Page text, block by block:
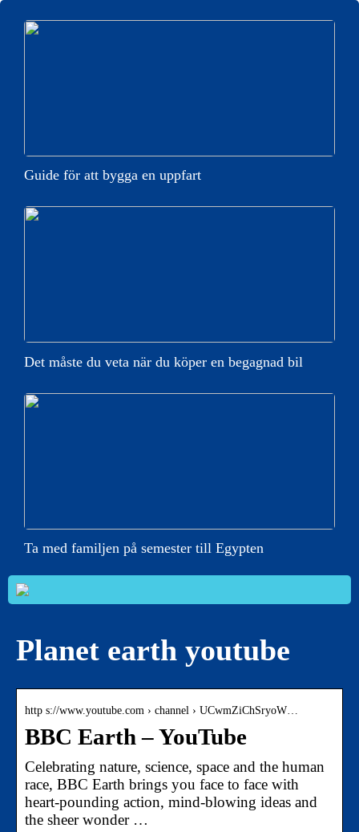
Guide för att bygga en uppfart
Det måste du veta när du köper en begagnad bil
Ta med familjen på semester till Egypten
Planet earth youtube
http s://www.youtube.com › channel › UCwmZiChSryoW…
BBC Earth – YouTube
Celebrating nature, science, space and the human
race, BBC Earth brings you face to face with
heart-pounding action, mind-blowing ideas and
the sheer wonder …